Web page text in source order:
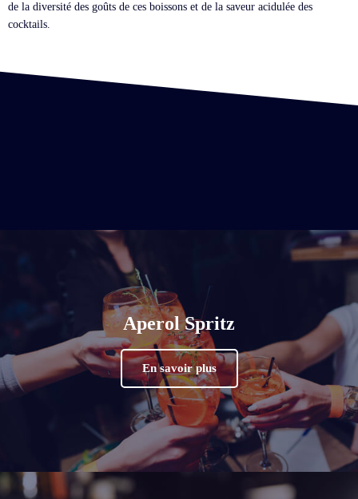
de la diversité des goûts de ces boissons et de la saveur acidulée des
cocktails.
Aperol Spritz
En savoir plus